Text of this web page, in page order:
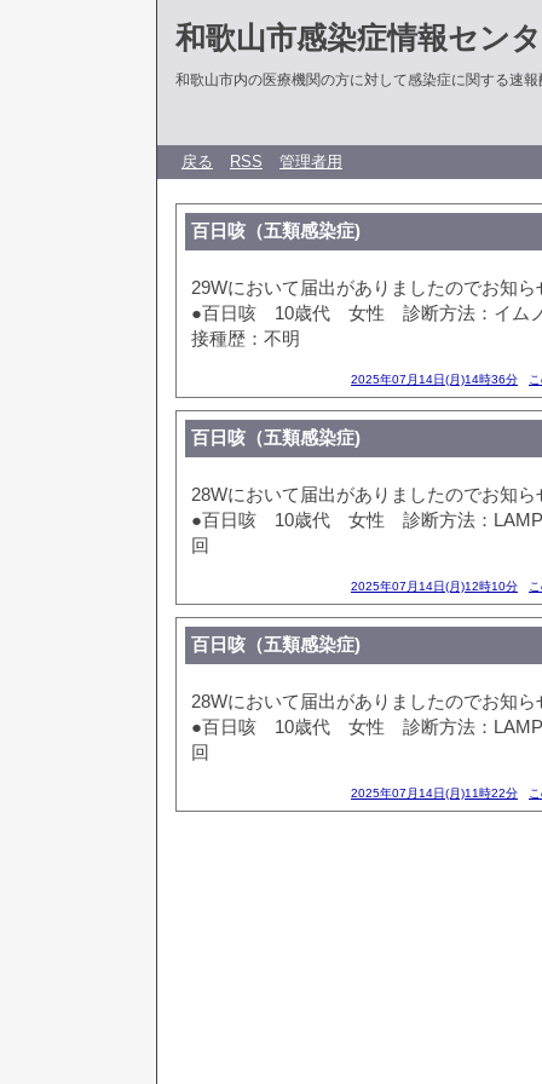
和歌山市感染症情報セン
和歌山市内の医療機関の方に対して感染症に関する速
戻る RSS 管理者用
百日咳（五類感染症)
29Wにおいて届出がありましたのでお知ら
●百日咳 10歳代 女性 診断方法：イム
接種歴：不明
2025年07月14日(月)14時36分
百日咳（五類感染症)
28Wにおいて届出がありましたのでお知ら
●百日咳 10歳代 女性 診断方法：LAMP
回
2025年07月14日(月)12時10分
百日咳（五類感染症)
28Wにおいて届出がありましたのでお知ら
●百日咳 10歳代 女性 診断方法：LAMP
回
2025年07月14日(月)11時22分